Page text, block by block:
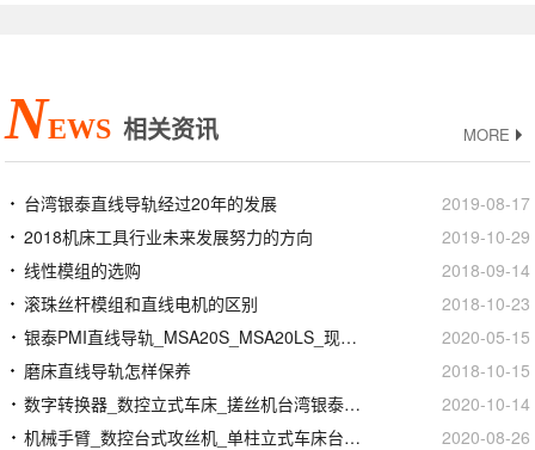
NEWS 相关资讯 MORE
台湾银泰直线导轨经过20年的发展
2019-08-17
2018机床工具行业未来发展努力的方向
2019-10-29
线性模组的选购
2018-09-14
滚珠丝杆模组和直线电机的区别
2018-10-23
银泰PMI直线导轨_MSA20S_MSA20LS_现货定制加工
2020-05-15
磨床直线导轨怎样保养
2018-10-15
数字转换器_数控立式车床_搓丝机台湾银泰PMI丝杆螺母
2020-10-14
机械手臂_数控台式攻丝机_单柱立式车床台湾银泰PMI线性滑轨滑块
2020-08-26